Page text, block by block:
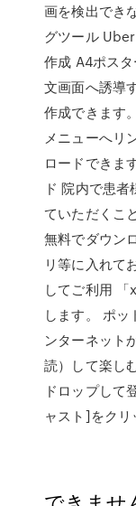
画を検出でき
グツール
作成 A4ポス
文画面へ誘導
作成できます
メニューへリ
ロードできま
ド 院内で患
ていただくこ
無料でダウン
リ等に入れて
してご利用
します。 ポッ
ンターネット
読）して楽し
ドロップして
ャスト]をクリ